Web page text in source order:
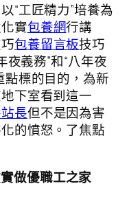
“工匠精力”培養為
實包養網行講
包養留言板技巧
夜義務”和“八年夜
點標的目的，為新
下室看到這一
長但不是因為害
的憤怒。了焦點
做優職工之家